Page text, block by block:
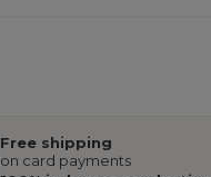
Free shipping
on card payments